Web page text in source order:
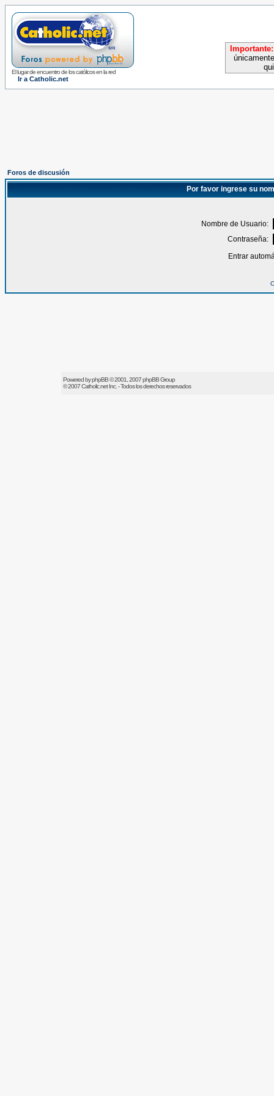
El lugar de encuentro de los católicos en la red
Ir a Catholic.net
Importante:
Foros de discusión
Por favor ingrese su
Nombre de Usuario:
Contraseña:
Entrar
Powered byphpBB© 2001, 2007 phpBB Group
© 2007Catholic.netInc. - Todos los derechos reservados